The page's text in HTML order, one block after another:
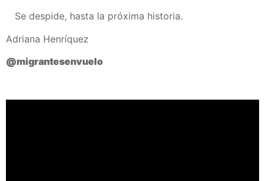
Se despide, hasta la próxima historia.
Adriana Henríquez
@migrantesenvuelo